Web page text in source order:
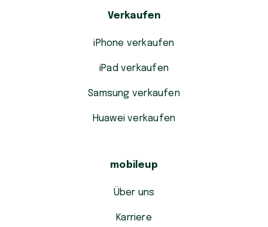
Verkaufen
iPhone verkaufen
iPad verkaufen
Samsung verkaufen
Huawei verkaufen
mobileup
Über uns
Karriere